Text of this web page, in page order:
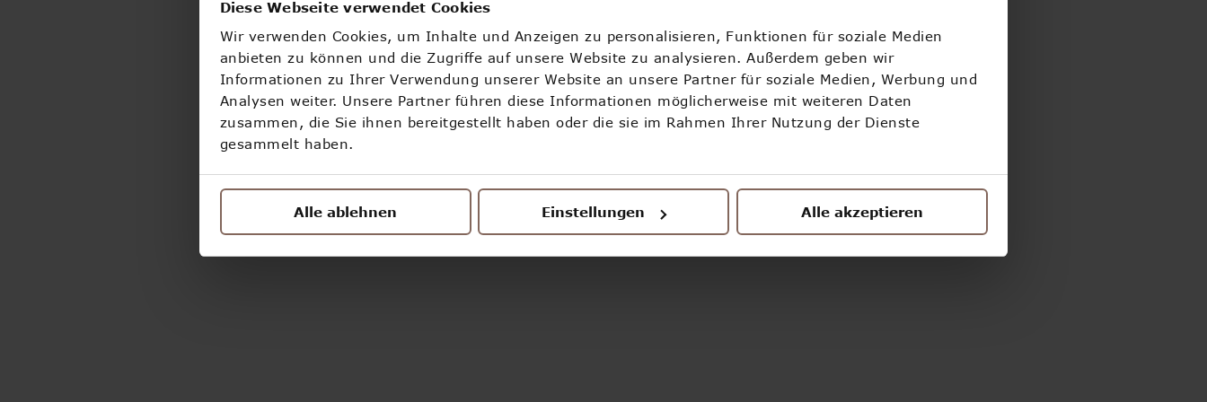
Diese Webseite verwendet Cookies
Wir verwenden Cookies, um Inhalte und Anzeigen zu personalisieren, Funktionen für soziale Medien
anbieten zu können und die Zugriffe auf unsere Website zu analysieren. Außerdem geben wir
Informationen zu Ihrer Verwendung unserer Website an unsere Partner für soziale Medien, Werbung und
Analysen weiter. Unsere Partner führen diese Informationen möglicherweise mit weiteren Daten
zusammen, die Sie ihnen bereitgestellt haben oder die sie im Rahmen Ihrer Nutzung der Dienste
gesammelt haben.
Alle ablehnen Einstellungen Alle akzeptieren
ETWAS IST SCHIEF GELAUFEN!
ZURÜCK ZUR STARTSEITE